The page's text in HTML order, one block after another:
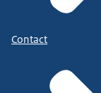
Contact